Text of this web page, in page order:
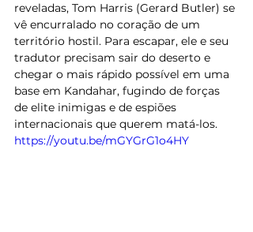
reveladas, Tom Harris (Gerard Butler) se
vê encurralado no coração de um
território hostil. Para escapar, ele e seu
tradutor precisam sair do deserto e
chegar o mais rápido possível em uma
base em Kandahar, fugindo de forças
de elite inimigas e de espiões
internacionais que querem matá-los.
https://youtu.be/mGYGrG1o4HY